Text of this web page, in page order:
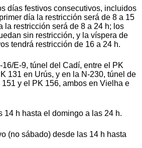
días festivos consecutivos, incluidos
día la restricción será de 8 a 15
la restricción será de 8 a 24 h; los
sin restricción, y la víspera de
tendrá restricción de 16 a 24 h.
E-9, túnel del Cadí, entre el PK
131 en Urús, y en la N-230, túnel de
y el PK 156, ambos en Vielha e
14 h hasta el domingo a las 24 h.
(no sábado) desde las 14 h hasta